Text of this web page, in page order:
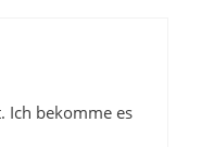
Ich bekomme es